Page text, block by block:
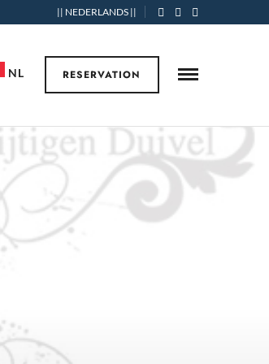
|| NEDERLANDS ||
RESERVATION
NL